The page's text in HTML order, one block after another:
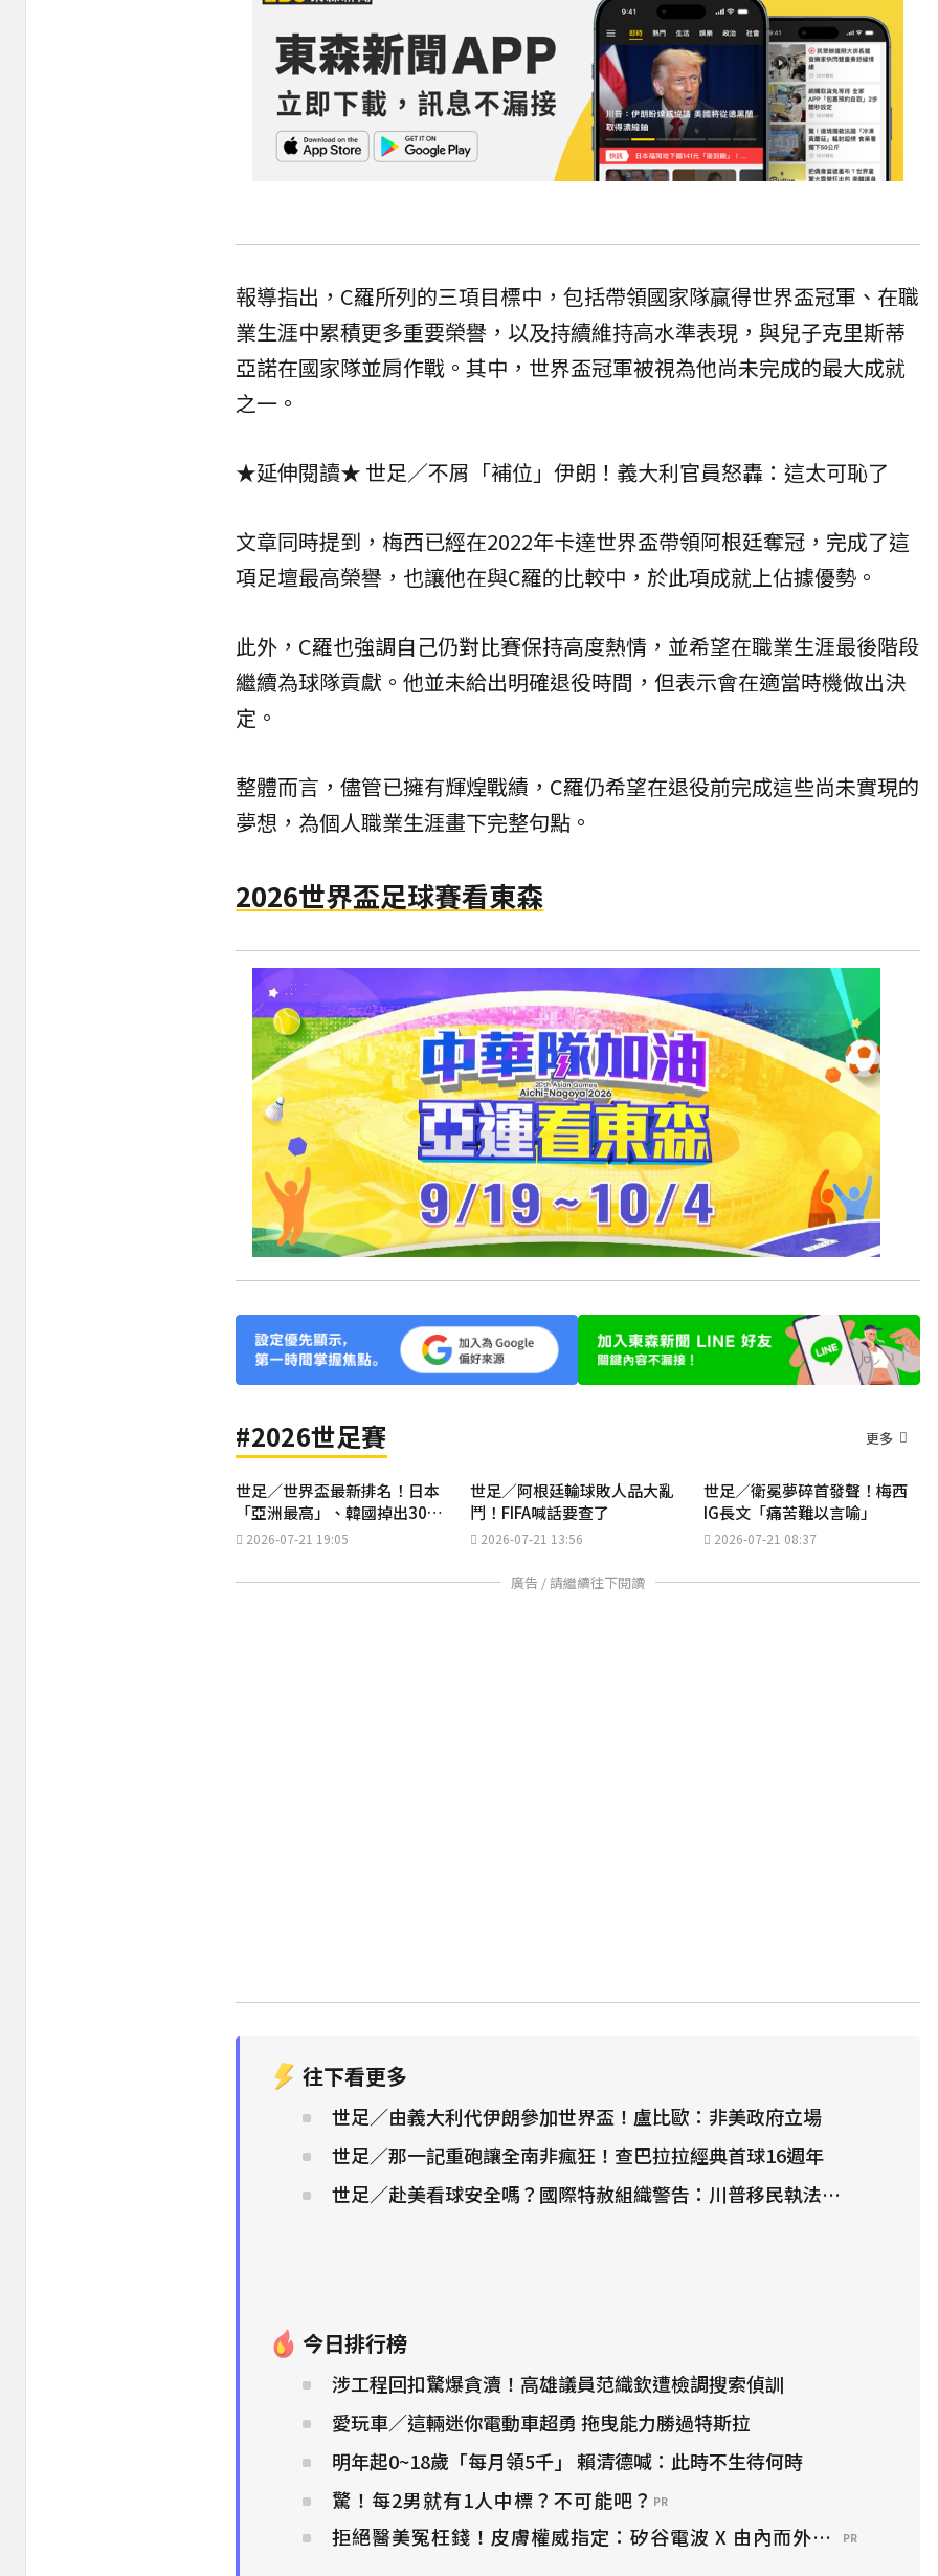
報導指出，C羅所列的三項目標中，包括帶領國家隊贏得世界盃冠軍 、在職
業生涯中累積更多重要榮譽，以及持續維持高水準表現，與兒子克里斯蒂
亞諾在國家隊並肩作戰。其中，世界盃冠軍被視為他尚未完成的最大成就
之一。
★延伸閱讀★ 世足／不屑「補位」伊朗！義大利官員怒轟：這太可恥了
文章同時提到，梅西已經在2022年卡達世界盃帶領阿根廷奪冠，完成了這
項足壇最高榮譽，也讓他在與C羅的比較中，於此項成就上佔據優勢。
此外，C羅也強調自己仍對比賽保持高度熱情，並希望在職業生涯最後階段
繼續為球隊貢獻。他並未給出明確退役時間，但表示會在適當時機做出決
定。
整體而言，儘管已擁有輝煌戰績，C羅仍希望在退役前完成這些尚未實現的
夢想，為個人職業生涯畫下完整句點。
2026世界盃足球賽看東森
#2026世足賽 更多
世足／世界盃最新排名！日本
「亞洲最高」、韓國掉出30名
外2026-07-21 19:05
世足／阿根廷輸球敗人品大亂
鬥！FIFA喊話要查了
2026-07-21 13:56
世足／衛冕夢碎首發聲！梅西
IG長文「痛苦難以言喻」
2026-07-21 08:37
廣告 / 請繼續往下閱讀
往下看更多
世足／由義大利代伊朗參加世界盃！盧比歐：非美政府立場
世足／那一記重砲讓全南非瘋狂！查巴拉拉經典首球16週年
世足／赴美看球安全嗎？國際特赦組織警告：川普移民執法恐…
今日排行榜
涉工程回扣驚爆貪瀆！高雄議員范織欽遭檢調搜索偵訓
愛玩車／這輛迷你電動車超勇 拖曳能力勝過特斯拉
明年起0~18歲「每月領5千」 賴清德喊：此時不生待何時
驚！每2男就有1人中標？不可能吧？ PR
拒絕醫美冤枉錢！皮膚權威指定：矽谷電波 X 由內而外養出逆齡好膚
PR